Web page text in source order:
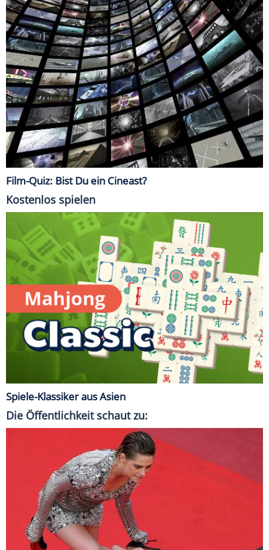
Film-Quiz: Bist Du ein Cineast?
Kostenlos spielen
Spiele-Klassiker aus Asien
Die Öffentlichkeit schaut zu: